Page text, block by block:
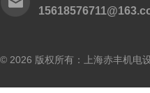
© 2026 版权所有：上海赤丰机电